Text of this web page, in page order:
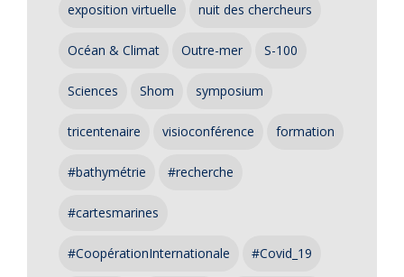
exposition virtuelle nuit des chercheurs
Océan & Climat Outre-mer S-100
Sciences Shom symposium
tricentenaire visioconférence formation
#bathymétrie #recherche
#cartesmarines
#CoopérationInternationale #Covid_19